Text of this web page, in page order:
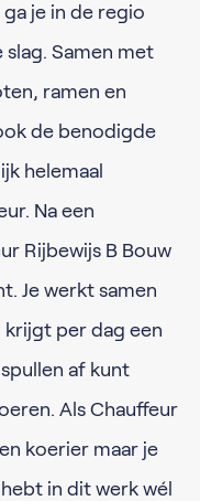
je in de regio
slag. Samen met
ramen en
de benodigde
helemaal
Na een
Rijbewijs B Bouw
Je werkt samen
krijgt per dag een
af kunt
Als Chauffeur
koerier maar je
in dit werk wél